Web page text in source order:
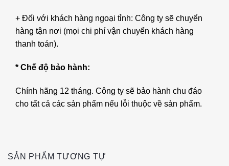
+ Đối với khách hàng ngoại tỉnh: Công ty sẽ chuyển
hàng tận nơi (mọi chi phí vận chuyển khách hàng
thanh toán).
* Chế độ bảo hành:
Chính hãng 12 tháng. Công ty sẽ bảo hành chu đáo
cho tất cả các sản phẩm nếu lỗi thuộc về sản phẩm.
SẢN PHẨM TƯƠNG TỰ